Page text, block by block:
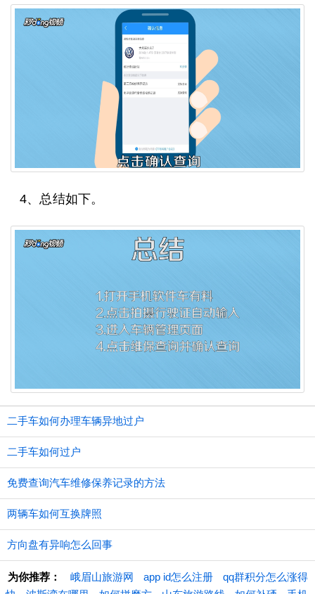
4、总结如下。
二手车如何办理车辆异地过户
二手车如何过户
免费查询汽车维修保养记录的方法
两辆车如何互换牌照
方向盘有异响怎么回事
为你推荐： 峨眉山旅游网 app id怎么注册
qq群积分怎么涨得